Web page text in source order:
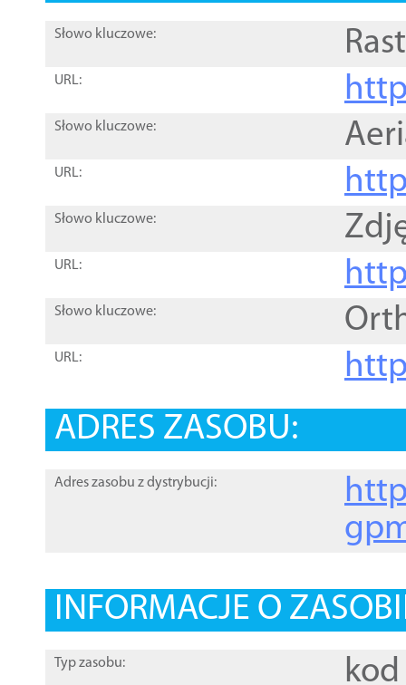
Słowo kluczowe:
URL:
Słowo kluczowe:
URL:
Słowo kluczowe:
URL:
Słowo kluczowe:
URL:
ADRES ZASOBU:
Adres zasobu z dystrybucji:
INFORMACJE O
Typ zasobu: kod